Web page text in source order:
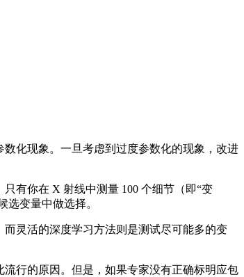
化现象。一旦考虑到过度参数化的现象，改进
有你在 X 射线中测量 100 个细节（即“变
变量中做选择。
灵活的深度学习方法则是测试尽可能多的变
行的原因。但是，如果专家没有正确标明应包